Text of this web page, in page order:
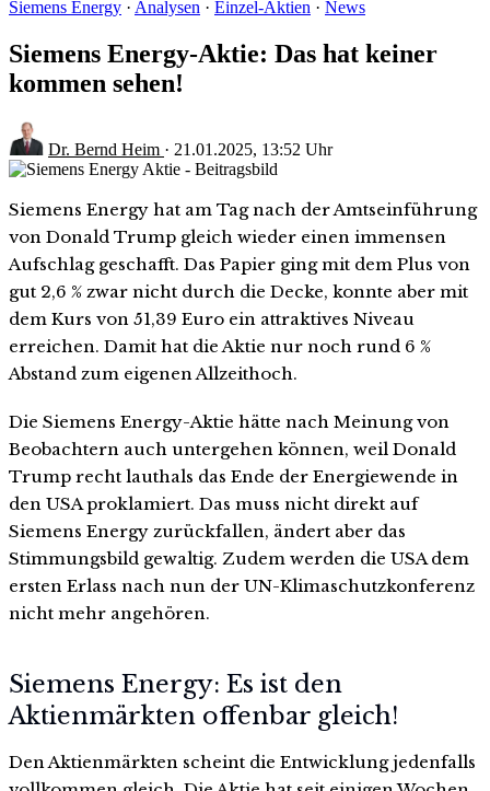
Siemens Energy · Analysen · Einzel-Aktien · News
Siemens Energy-Aktie: Das hat keiner
kommen sehen!
Dr. Bernd Heim · 21.01.2025, 13:52 Uhr
Siemens Energy hat am Tag nach der Amtseinführung
von Donald Trump gleich wieder einen immensen
Aufschlag geschafft. Das Papier ging mit dem Plus von
gut 2,6 % zwar nicht durch die Decke, konnte aber mit
dem Kurs von 51,39 Euro ein attraktives Niveau
erreichen. Damit hat die Aktie nur noch rund 6 %
Abstand zum eigenen Allzeithoch.
Die Siemens Energy-Aktie hätte nach Meinung von
Beobachtern auch untergehen können, weil Donald
Trump recht lauthals das Ende der Energiewende in
den USA proklamiert. Das muss nicht direkt auf
Siemens Energy zurückfallen, ändert aber das
Stimmungsbild gewaltig. Zudem werden die USA dem
ersten Erlass nach nun der UN-Klimaschutzkonferenz
nicht mehr angehören.
Siemens Energy: Es ist den
Aktienmärkten offenbar gleich!
Den Aktienmärkten scheint die Entwicklung jedenfalls